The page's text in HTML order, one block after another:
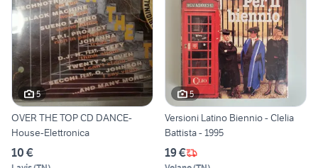
5
OVER THE TOP CD DANCE-
House-Elettronica
10 €
5
Versioni Latino Biennio - Clelia
Battista - 1995
19 €